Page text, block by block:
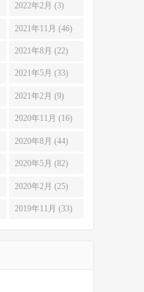
2022年2月 (3)
2021年11月 (46)
2021年8月 (22)
2021年5月 (33)
2021年2月 (9)
2020年11月 (16)
2020年8月 (44)
2020年5月 (82)
2020年2月 (25)
2019年11月 (33)